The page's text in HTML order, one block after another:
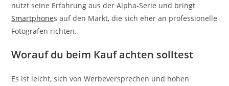
nutzt seine Erfahrung aus der Alpha-Serie und bringt
Smartphones auf den Markt, die sich eher an professionelle
Fotografen richten.
Worauf du beim Kauf achten solltest
Es ist leicht, sich von Werbeversprechen und hohen